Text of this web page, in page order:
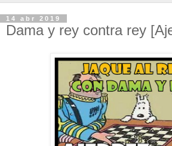
14 abr 2019
Dama y rey contra rey